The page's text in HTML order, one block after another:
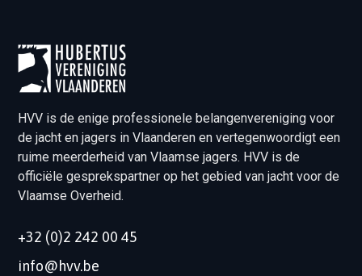
HVV is de enige professionele belangenvereniging voor
de jacht en jagers in Vlaanderen en vertegenwoordigt een
ruime meerderheid van Vlaamse jagers. HVV is de
officiële gesprekspartner op het gebied van jacht voor de
Vlaamse Overheid.
+32 (0)2 242 00 45
info@hvv.be